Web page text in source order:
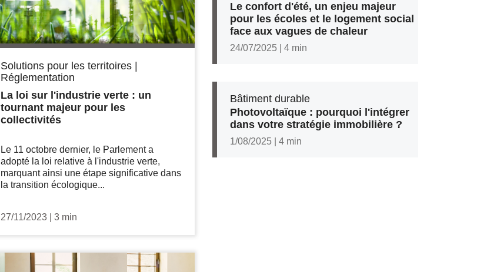
Le confort d'été, un enjeu majeur
pour les écoles et le logement social
face aux vagues de chaleur
24/07/2025 4 min
Bâtiment durable
Photovoltaïque : pourquoi l'intégrer
dans votre stratégie immobilière ?
1/08/2025 4 min
Solutions pour les territoires
Réglementation
La loi sur l'industrie verte : un
tournant majeur pour les
collectivités
Le 11 octobre dernier, le Parlement a
adopté la loi relative à l'industrie verte,
marquant ainsi une étape significative dans
la transition écologique...
27/11/2023 3 min